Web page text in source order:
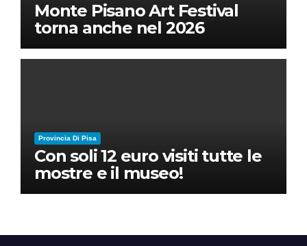
Monte Pisano Art Festival
torna anche nel 2026
Provincia Di Pisa
Con soli 12 euro visiti tutte le
mostre e il museo!